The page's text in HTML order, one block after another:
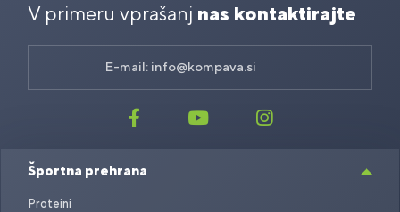
V primeru vprašanj nas kontaktirajte
E-mail: info@kompava.si
Športna prehrana
Proteini